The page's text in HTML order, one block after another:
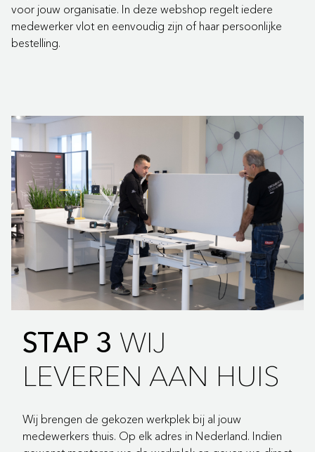
voor jouw organisatie. In deze webshop regelt iedere
medewerker vlot en eenvoudig zijn of haar persoonlijke
bestelling.
STAP 3 WIJ
LEVEREN AAN HUIS
Wij brengen de gekozen werkplek bij al jouw
medewerkers thuis. Op elk adres in Nederland. Indien